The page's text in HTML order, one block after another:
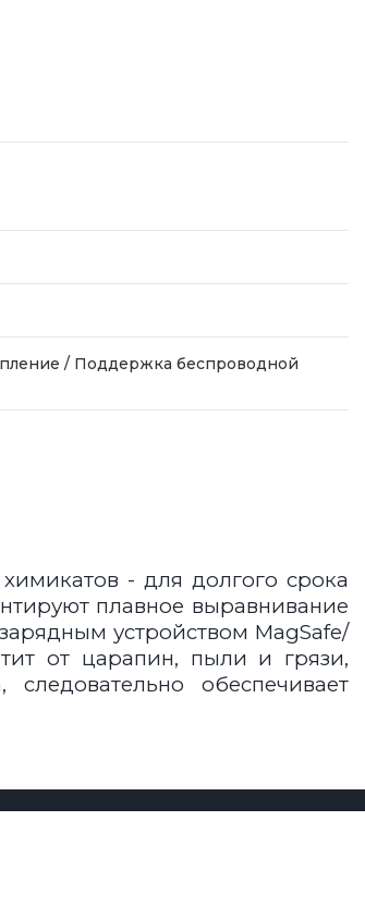
/ Поддержка беспроводной
- для долгого срока
плавное выравнивание
устройством MagSafe/
от царапин, пыли и грязи,
обеспечивает